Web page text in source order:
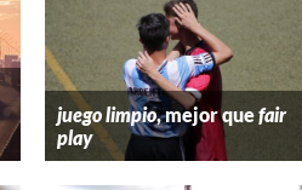
juego limpio, mejor quefair
play